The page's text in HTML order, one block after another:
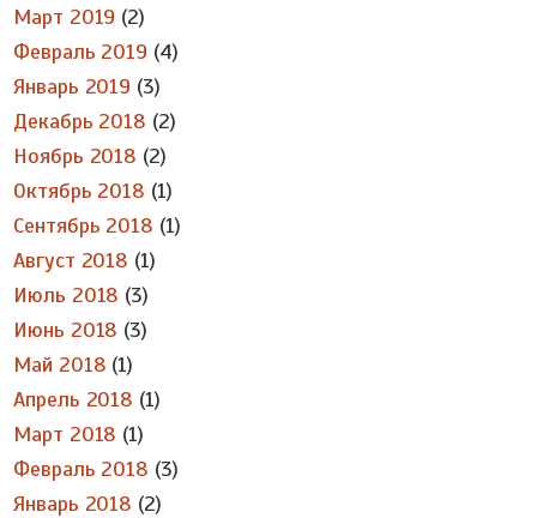
Март 2019 (2)
Февраль 2019 (4)
Январь 2019 (3)
Декабрь 2018 (2)
Ноябрь 2018 (2)
Октябрь 2018 (1)
Сентябрь 2018 (1)
Август 2018 (1)
Июль 2018 (3)
Июнь 2018 (3)
Май 2018 (1)
Апрель 2018 (1)
Март 2018 (1)
Февраль 2018 (3)
Январь 2018 (2)